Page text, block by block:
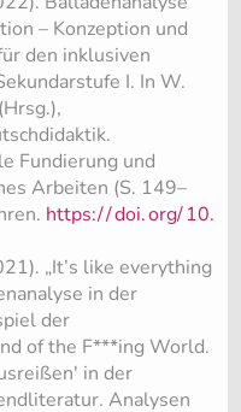
– Konzeption und
den inklusiven
I. In W.
Fundierung und
Arbeiten (S. 149–
https://doi.org/10.
„It’s like everything
in der
der
of the F***ing World.
in der
Analysen